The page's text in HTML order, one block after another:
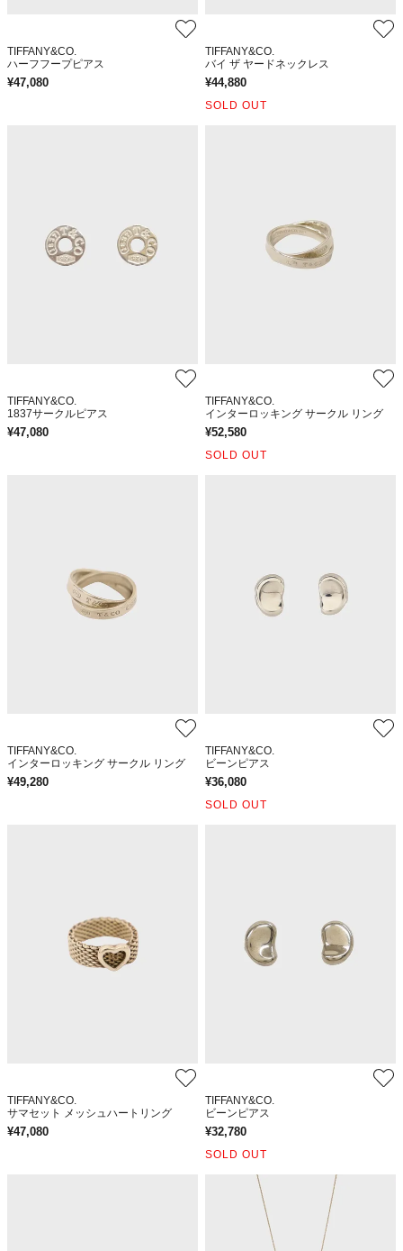
TIFFANY&CO.
ハーフフープピアス
¥47,080
TIFFANY&CO.
バイ ザ ヤードネックレス
¥44,880
SOLD OUT
TIFFANY&CO.
1837サークルピアス
¥47,080
TIFFANY&CO.
インターロッキング サークル リング
¥52,580
SOLD OUT
TIFFANY&CO.
インターロッキング サークル リング
¥49,280
TIFFANY&CO.
ビーンピアス
¥36,080
SOLD OUT
TIFFANY&CO.
サマセット メッシュハートリング
¥47,080
TIFFANY&CO.
ビーンピアス
¥32,780
SOLD OUT